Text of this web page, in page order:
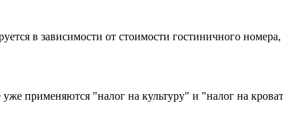
в зависимости от стоимости гостиничного
применяются "налог на культуру" и "налог на